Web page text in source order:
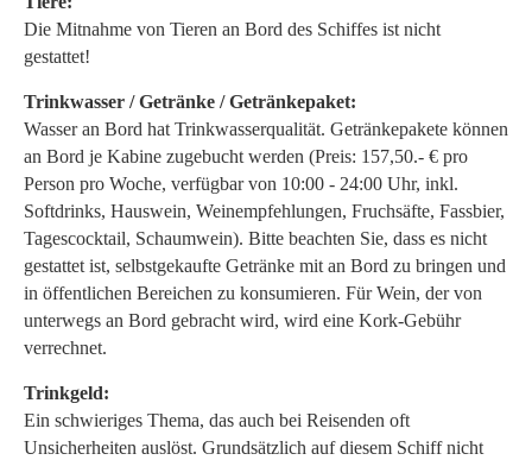
Die Mitnahme von Tieren an Bord des Schiffes ist nicht
gestattet!
Trinkwasser / Getränke / Getränkepaket:
Wasser an Bord hat Trinkwasserqualität. Getränkepakete können
an Bord je Kabine zugebucht werden (Preis: 157,50.- € pro
Person pro Woche, verfügbar von 10:00 - 24:00 Uhr, inkl.
Softdrinks, Hauswein, Weinempfehlungen, Fruchsäfte, Fassbier,
Tagescocktail, Schaumwein). Bitte beachten Sie, dass es nicht
gestattet ist, selbstgekaufte Getränke mit an Bord zu bringen und
in öffentlichen Bereichen zu konsumieren. Für Wein, der von
unterwegs an Bord gebracht wird, wird eine Kork-Gebühr
verrechnet.
Trinkgeld:
Ein schwieriges Thema, das auch bei Reisenden oft
Unsicherheiten auslöst. Grundsätzlich auf diesem Schiff nicht